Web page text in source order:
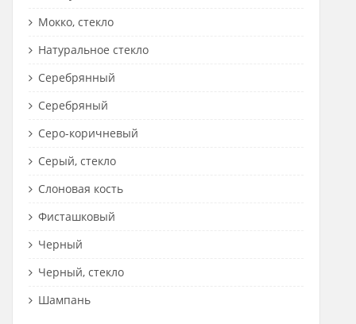
Мокко, стекло
Натуральное стекло
Серебрянный
Серебряный
Серо-коричневый
Серый, стекло
Слоновая кость
Фисташковый
Черный
Черный, стекло
Шампань